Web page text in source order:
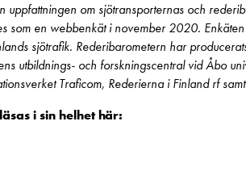
uppfattningen om sjötransporternas och
som en webbenkät i november 2020.
sjötrafik. Rederibarometern har
utbildnings- och forskningscentral vid Åbo
Traficom, Rederierna i Finland rf
i sin helhet här: